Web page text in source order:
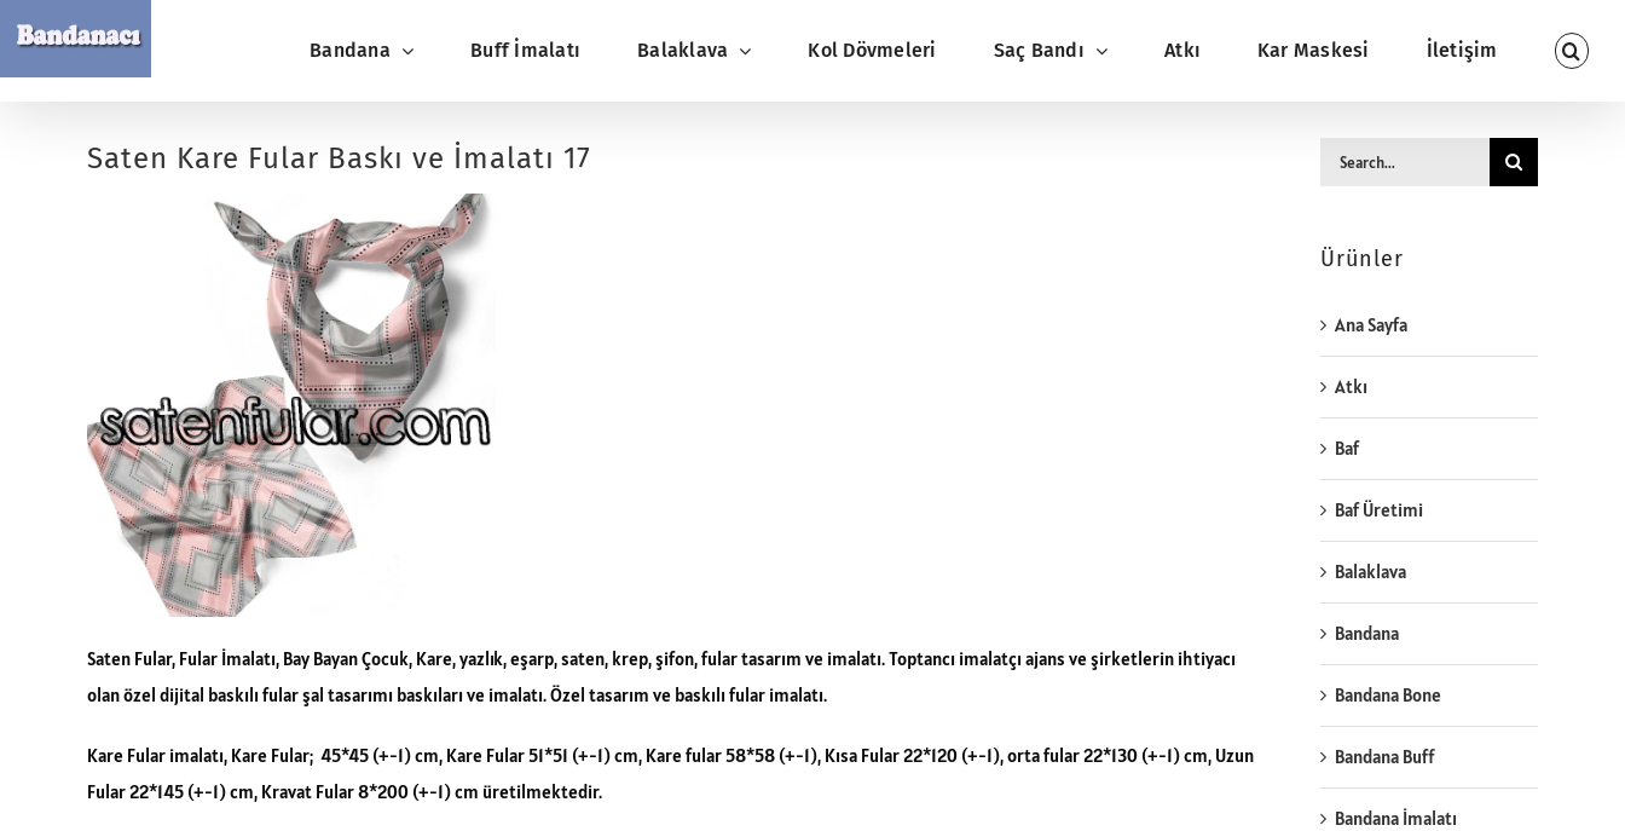
Bandana Buff İmalatı Balaklava Kol Dövmeleri Saç Bandı Atkı Kar Maskesi İletişim
Saten Kare Fular Baskı ve İmalatı 17
Saten Fular, Fular İmalatı, Bay Bayan Çocuk, Kare, yazlık, eşarp, saten, krep, şifon, fular tasarım ve imalatı. Toptancı imalatçı ajans ve şirketlerin ihtiyacı
olan özel dijital baskılı fular şal tasarımı baskıları ve imalatı. Özel tasarım ve baskılı fular imalatı.
Kare Fular imalatı, Kare Fular; 45*45 (+-1) cm, Kare Fular 51*51 (+-1) cm, Kare fular 58*58 (+-1), Kısa Fular 22*120 (+-1), orta fular 22*130 (+-1) cm, Uzun
Fular 22*145 (+-1) cm, Kravat Fular 8*200 (+-1) cm üretilmektedir.
Search
Ürünler
Ana Sayfa
Atkı
Baf
Baf Üretimi
Balaklava
Bandana
Bandana Bone
Bandana Buff
Bandana İmalatı